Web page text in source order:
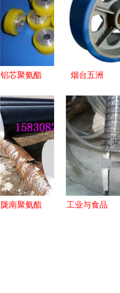
铝芯聚氨酯
能、工艺与
应用全解析
烟台五洲
种规格叉
车、工矿及
军工用特种
聚氨酯胶轮
陇南聚氨酯
工业与食品